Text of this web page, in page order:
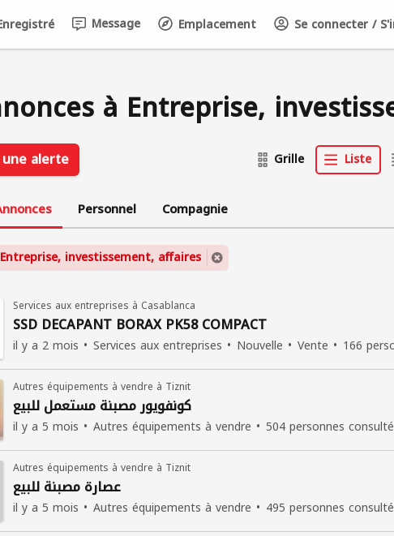
Se connecter /
Emplacement
Message
à Entreprise,
alerte Grille Liste
Personnel Compagnie
investissement, affaires
Services aux entreprises à Casablanca
SSD DECAPANT BORAX PK58 COMPACT
il y a 2 mois Services aux entreprises Nouvelle Vente 166
Autres équipements à vendre à Tiznit
كونفويور مصبنة مستعمل للبيع
il y a 5 mois Autres équipements à vendre 504 personnes
Autres équipements à vendre à Tiznit
عصارة مصبنة للبيع
il y a 5 mois Autres équipements à vendre 495 personnes